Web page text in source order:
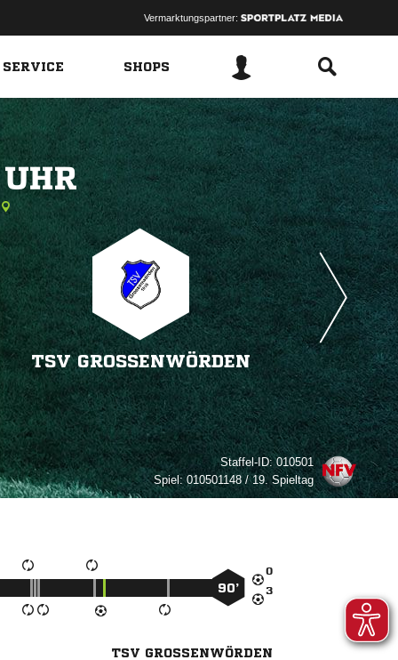
Vermarktungspartner:
SHOPS

TSV GROSSENWÖRDEN
Staffel-ID:010501
Spiel:010501148 / 19. Spieltag


90’
TSV GROSSENWÖRDEN